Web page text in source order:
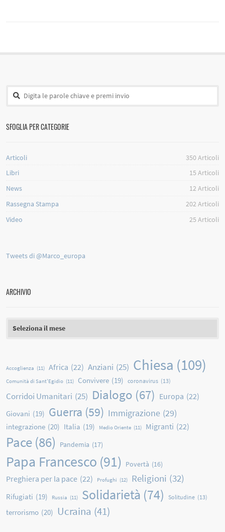
SFOGLIA PER CATEGORIE
Articoli 350Articoli
Libri
15 Articoli
News
12Articoli
Rassegna Stampa
202Articoli
Video
25 Articoli
Tweets di @Marco_europa
ARCHIVIO
Accoglienza (11) Africa (22) Anziani (25) Chiesa (109)
Comunità di Sant'Egidio (11) Convivere (19) coronavirus (13)
Corridoi Umanitari (25) Dialogo (67) Europa (22)
Giovani (19) Guerra (59) Immigrazione (29)
integrazione (20) Italia (19) Medio Oriente (11) Migranti (22)
Pace (86) Pandemia (17)
Papa Francesco (91) Povertà (16)
Preghiera per la pace (22) Profughi (12) Religioni (32)
Rifugiati (19) Russia (11) Solidarietà (74) Solitudine (13)
terrorismo (20) Ucraina (41)